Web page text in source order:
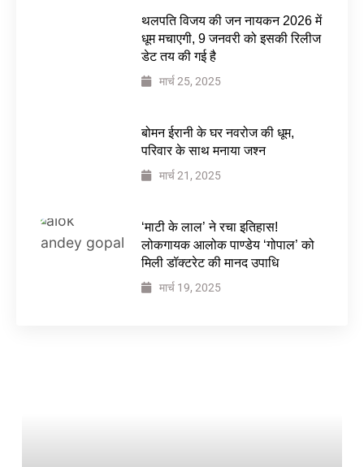
थलपति विजय की जन नायकन 2026 में
धूम मचाएगी, 9 जनवरी को इसकी रिलीज
डेट तय की गई है
मार्च 25, 2025
बोमन ईरानी के घर नवरोज की धूम,
परिवार के साथ मनाया जश्न
मार्च 21, 2025
‘माटी के लाल’ ने रचा इतिहास!
लोकगायक आलोक पाण्डेय ‘गोपाल’ को
मिली डॉक्टरेट की मानद उपाधि
मार्च 19, 2025